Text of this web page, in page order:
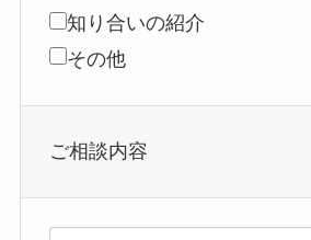
知り合いの紹介
その他
ご相談内容